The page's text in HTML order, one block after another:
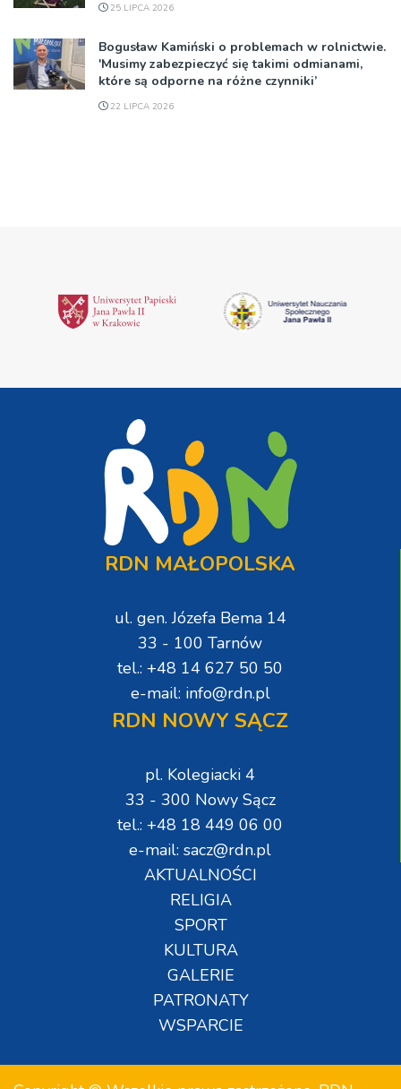
25 LIPCA 2026
Bogusław Kamiński o problemach w rolnictwie.
'Musimy zabezpieczyć się takimi odmianami,
które są odporne na różne czynniki’
22 LIPCA 2026
RDN MAŁOPOLSKA
ul. gen. Józefa Bema 14
33 - 100 Tarnów
tel.: +48 14 627 50 50
e-mail: info@rdn.pl
RDN NOWY SĄCZ
pl. Kolegiacki 4
33 - 300 Nowy Sącz
tel.: +48 18 449 06 00
e-mail: sacz@rdn.pl
AKTUALNOŚCI
RELIGIA
SPORT
KULTURA
GALERIE
PATRONATY
WSPARCIE